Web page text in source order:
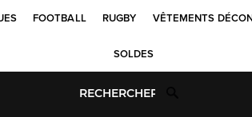
FOOTBALL RUGBY VÊTEMENTS
SOLDES